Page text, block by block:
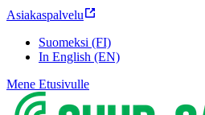
Asiakaspalvelu
Suomeksi (FI)
In English (EN)
Mene Etusivulle